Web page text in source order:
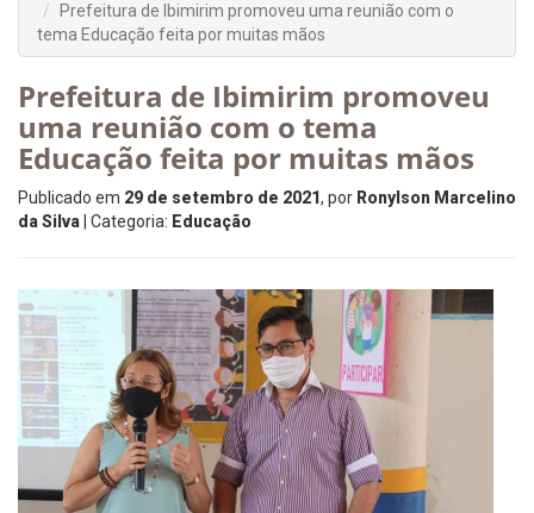
Prefeitura de Ibimirim promoveu uma reunião com o
tema Educação feita por muitas mãos
Prefeitura de Ibimirim promoveu
uma reunião com o tema
Educação feita por muitas mãos
Publicado em 29 de setembro de 2021, por Ronylson Marcelino
da Silva | Categoria: Educação